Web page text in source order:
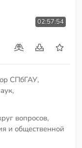
02:57:54
СПбГАУ,
вопросов,
и общественной